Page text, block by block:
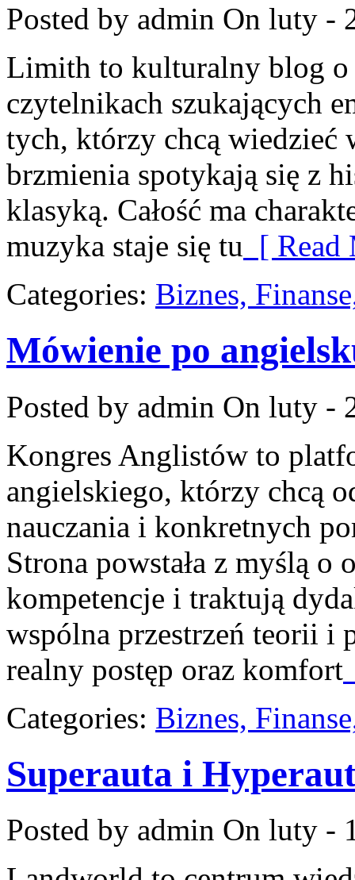
Posted by admin On luty -
Limith to kulturalny blog o
czytelnikach szukających
tych, którzy chcą wiedzieć
brzmienia spotykają się z
klasyką. Całość ma
muzyka staje się tu [ Read
Categories: Biznes,
Mówienie po
Posted by admin On luty -
Kongres Anglistów to
angielskiego, którzy chcą
nauczania i konkretnych
Strona powstała z myślą o
kompetencje i traktują
wspólna przestrzeń teorii i
realny postęp oraz komfort
Categories: Biznes,
Superauta i
Posted by admin On luty -